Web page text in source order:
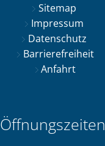
Sitemap
Impressum
Datenschutz
Barrierefreiheit
Anfahrt
Öffnungszeiten